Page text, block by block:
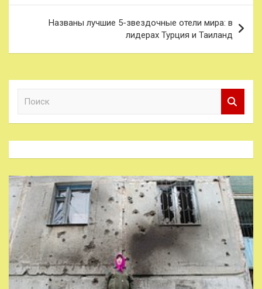
Названы лучшие 5-звездочные отели мира: в
лидерах Турция и Таиланд
к